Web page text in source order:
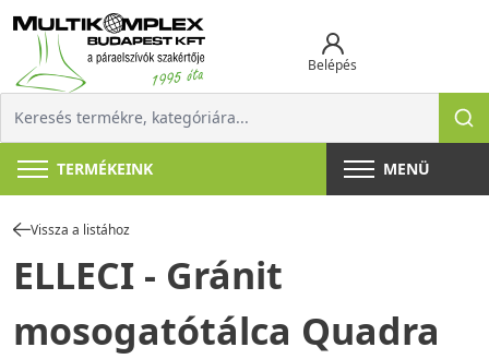
Belépés
TERMÉKEINK MENÜ
Vissza a listához
ELLECI - Gránit
mosogatótálca Quadra